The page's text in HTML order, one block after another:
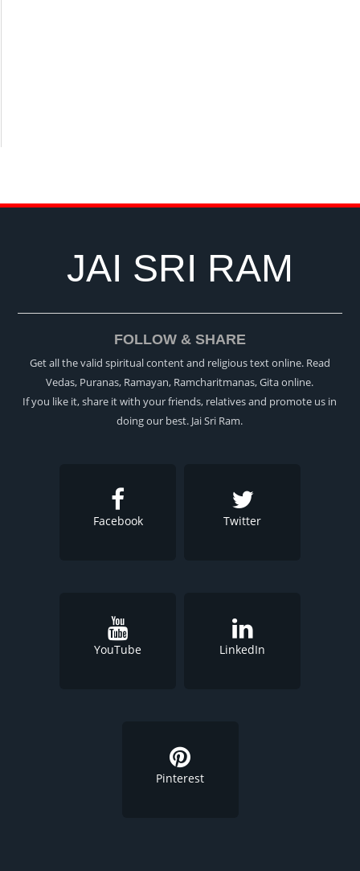
JAI SRI RAM
FOLLOW & SHARE
Get all the valid spiritual content and religious text online. Read
Vedas, Puranas, Ramayan, Ramcharitmanas, Gita online.
If you like it, share it with your friends, relatives and promote us in
doing our best. Jai Sri Ram.
Facebook Twitter
YouTube LinkedIn
Pinterest